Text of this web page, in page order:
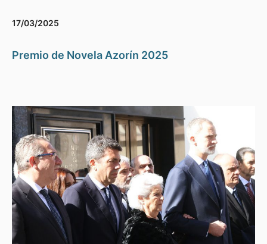
17/03/2025
Premio de Novela Azorín 2025